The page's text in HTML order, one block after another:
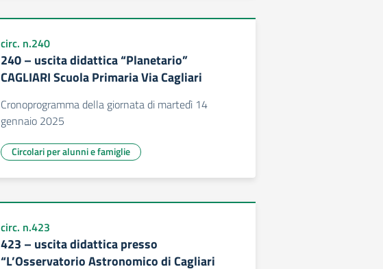
circ. n.240
240 – uscita didattica “Planetario”
CAGLIARI Scuola Primaria Via Cagliari
Cronoprogramma della giornata di martedì 14
gennaio 2025
Circolari per alunni e famiglie
circ. n.423
423 – uscita didattica presso
“L’Osservatorio Astronomico di Cagliari